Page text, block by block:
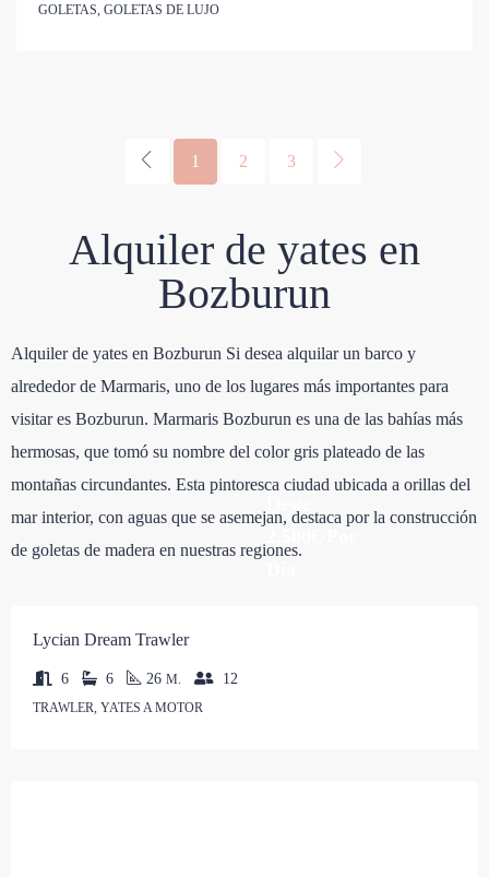
GOLETAS, GOLETAS DE LUJO
1 2 3
Alquiler de yates en
Bozburun
Alquiler de yates en Bozburun Si desea alquilar un barco y
alrededor de Marmaris, uno de los lugares más importantes para
visitar es Bozburun. Marmaris Bozburun es una de las bahías más
hermosas, que tomó su nombre del color gris plateado de las
montañas circundantes. Esta pintoresca ciudad ubicada a orillas del
mar interior, con aguas que se asemejan, destaca por la construcción
de goletas de madera en nuestras regiones.
Lycian Dream Trawler
6 6 26 M. 12
TRAWLER, YATES A MOTOR